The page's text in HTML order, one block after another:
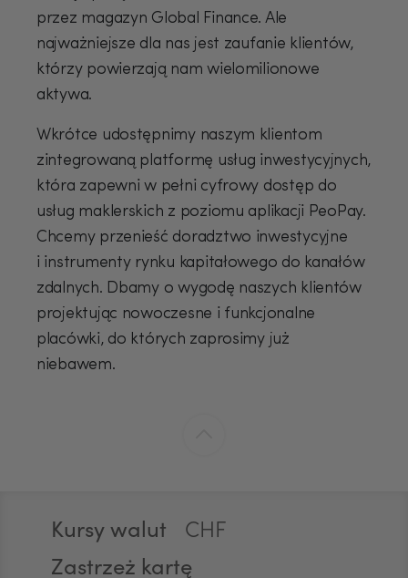
przez magazyn Global Finance. Ale
najważniejsze dla nas jest zaufanie klientów,
którzy powierzają nam wielomilionowe
aktywa.
Wkrótce udostępnimy naszym klientom
zintegrowaną platformę usług inwestycyjnych,
która zapewni w pełni cyfrowy dostęp do
usług maklerskich z poziomu aplikacji PeoPay.
Chcemy przenieść doradztwo inwestycyjne
i instrumenty rynku kapitałowego do kanałów
zdalnych. Dbamy o wygodę naszych klientów
projektując nowoczesne i funkcjonalne
placówki, do których zaprosimy już
niebawem.
Kursy walut
USD
CHF
Zastrzeż kartę